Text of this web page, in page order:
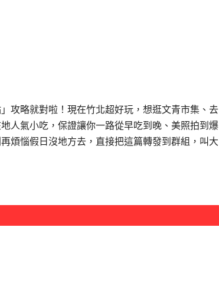
攻略就對啦！現在竹北超好玩，想逛文青市集、去
人氣小吃，保證讓你一路從早吃到晚、美照拍到爆
煩惱假日沒地方去，直接把這篇轉發到群組，叫大